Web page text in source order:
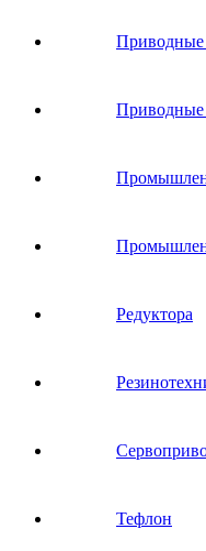
Приводные
Приводные
Редуктора
Тефлон